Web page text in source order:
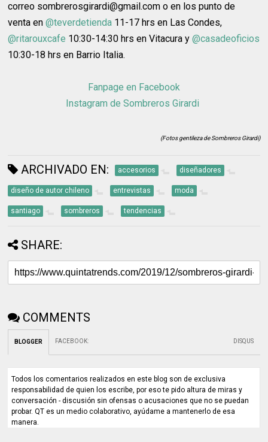
correo sombrerosgirardi@gmail.com o en los punto de
venta en@teverdetienda 11-17 hrs en Las Condes,
@ritarouxcafe 10:30-14:30 hrs en Vitacura y@casadeoficios
10:30-18 hrs en Barrio Italia.
Fanpage en Facebook
Instagram de Sombreros Girardi
(Fotos gentileza de Sombreros Girardi)
ARCHIVADO EN: accesorios diseñadores
diseño de autor chileno entrevistas moda
santiago sombreros tendencias
SHARE:
COMMENTS
BLOGGER FACEBOOK: DISQUS
Todos los comentarios realizados en este blog son de exclusiva
responsabilidad de quien los escribe, por eso te pido altura de miras y
conversación - discusión sin ofensas o acusaciones que no se puedan
probar. QT es un medio colaborativo, ayúdame a mantenerlo de esa
manera.